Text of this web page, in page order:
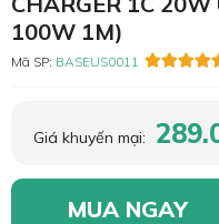
100W 1M)
Mã SP: BASEUS0011
Giá khuyến mại:
MUA NGAY